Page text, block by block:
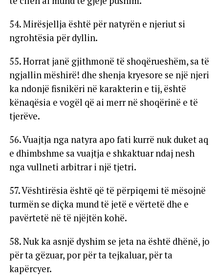
54. Mirësjellja është për natyrën e njeriut si
ngrohtësia për dyllin.
55. Horrat janë gjithmonë të shoqërueshëm, sa të
ngjallin mëshirë! dhe shenja kryesore se një njeri
ka ndonjë fisnikëri në karakterin e tij, është
kënaqësia e vogël që ai merr në shoqërinë e të
tjerëve.
56. Vuajtja nga natyra apo fati kurrë nuk duket aq
e dhimbshme sa vuajtja e shkaktuar ndaj nesh
nga vullneti arbitrar i një tjetri.
57. Vështirësia është që të përpiqemi të mësojnë
turmën se diçka mund të jetë e vërtetë dhe e
pavërtetë në të njëjtën kohë.
58. Nuk ka asnjë dyshim se jeta na është dhënë, jo
për ta gëzuar, por për ta tejkaluar, për ta
kapërcyer.